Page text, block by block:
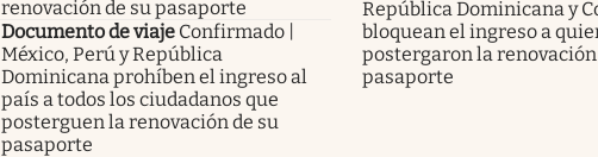
renovación de su pasaporte
Documento de viaje Confirmado |
México, Perú y República
Dominicana prohíben el ingreso al
país a todos los ciudadanos que
posterguen la renovación de su
pasaporte
República Dominicana y
bloquean el ingreso a
postergaron la renovación
pasaporte